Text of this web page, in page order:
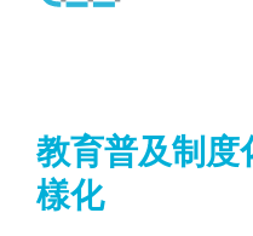
教育普及制度
樣化